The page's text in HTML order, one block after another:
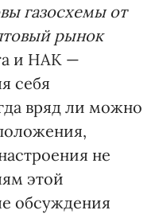
газосхемы от
рынок
и НАК —
себя
вряд ли можно
не
этой
обсуждения